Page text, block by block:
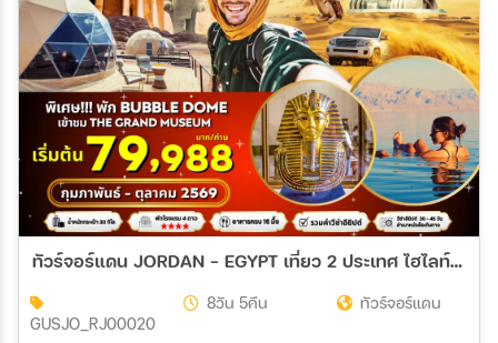
ทัวร์จอร์แดน JORDAN - EGYPT เที่ยว 2 ประเทศ ไฮไลท์!!! เข้าชม 2 พิพิธภัณฑ์ + พัก BUBBLE DOME 8วัน 5คืน (RJ)
GUSJO_RJ00020
8วัน 5คืน ทัวร์จอร์แดน